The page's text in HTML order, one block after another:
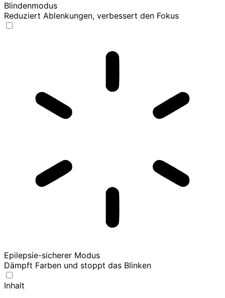
Blindenmodus
Reduziert Ablenkungen, verbessert den Fokus
Epilepsie-sicherer Modus
Dämpft Farben und stoppt das Blinken
Inhalt